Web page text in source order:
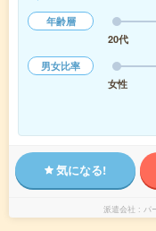
年齢層
20代
男女比率
女性
気になる!
派遣会社 パ